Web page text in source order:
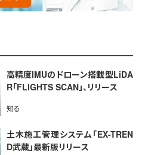
高精度IMUのドローン搭載型LiDA
R「FLIGHTS SCAN」、リリース
知る
土木施工管理システム「EX-TREN
D武蔵」最新版リリース